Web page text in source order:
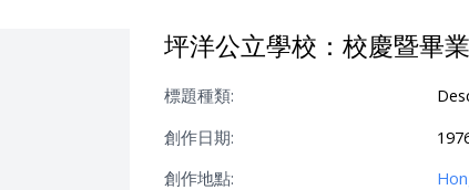
坪洋公立學校：校慶暨畢
標題種類:
創作日期:
創作地點: